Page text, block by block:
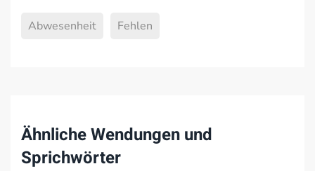
Abwesenheit Fehlen
Ähnliche Wendungen und
Sprichwörter